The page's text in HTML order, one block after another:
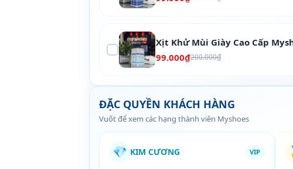
Xịt Khử Mùi Giày Cao Cấp
99.000₫200.000₫
ĐẶC QUYỀN KHÁCH HÀNG
Vuốt để xem các hạng thành viên Myshoes
💎 KIM CƯƠNG VIP